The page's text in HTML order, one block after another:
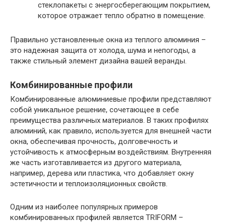
стеклопакеты с энергосберегающим покрытием,
которое отражает тепло обратно в помещение.
Правильно установленные окна из теплого алюминия –
это надежная защита от холода, шума и непогоды, а
также стильный элемент дизайна вашей веранды.
Комбинированные профили
Комбинированные алюминиевые профили представляют
собой уникальное решение, сочетающее в себе
преимущества различных материалов. В таких профилях
алюминий, как правило, используется для внешней части
окна, обеспечивая прочность, долговечность и
устойчивость к атмосферным воздействиям. Внутренняя
же часть изготавливается из другого материала,
например, дерева или пластика, что добавляет окну
эстетичности и теплоизоляционных свойств.
Одним из наиболее популярных примеров
комбинированных профилей является TRIFORM –